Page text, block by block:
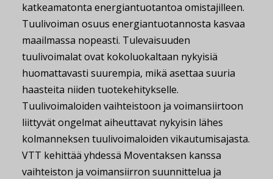
katkeamatonta energiantuotantoa omistajilleen.
Tuulivoiman osuus energiantuotannosta kasvaa
maailmassa nopeasti. Tulevaisuuden
tuulivoimalat ovat kokoluokaltaan nykyisiä
huomattavasti suurempia, mikä asettaa suuria
haasteita niiden tuotekehitykselle.
Tuulivoimaloiden vaihteistoon ja voimansiirtoon
liittyvät ongelmat aiheuttavat nykyisin lähes
kolmanneksen tuulivoimaloiden vikautumisajasta.
VTT kehittää yhdessä Moventaksen kanssa
vaihteiston ja voimansiirron suunnittelua ja